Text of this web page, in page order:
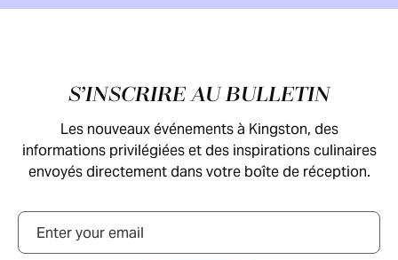
Pied de pageS’INSCRIRE AU BULLETIN
Les nouveaux événements à Kingston, des
informations privilégiées et des inspirations culinaires
envoyés directement dans votre boîte de réception.
Courriel